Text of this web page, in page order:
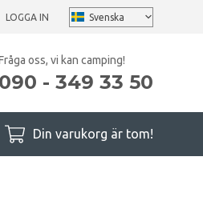
LOGGA IN
oss, vi kan camping!
090 - 349 33 50
Din varukorg är tom!